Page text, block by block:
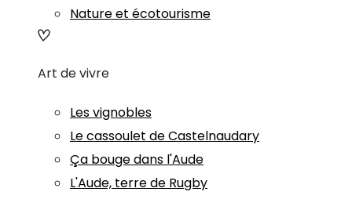
Nature et écotourisme
Art de vivre
Les vignobles
Le cassoulet de Castelnaudary
Ça bouge dans l'Aude
L'Aude, terre de Rugby